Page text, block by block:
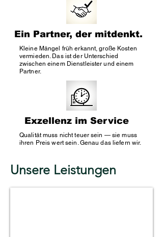
Ein Partner, der mitdenkt.
Kleine Mängel früh erkannt, große Kosten
vermieden. Das ist der Unterschied
zwischen einem Dienstleister und einem
Partner.
Exzellenz im Service
Qualität muss nicht teuer sein — sie muss
ihren Preis wert sein. Genau das liefern wir.
Unsere Leistungen